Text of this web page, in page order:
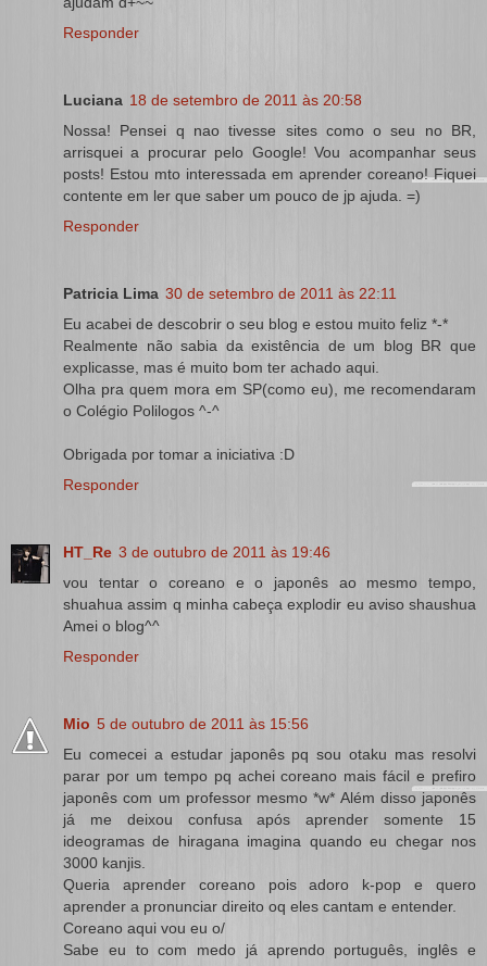
Responder
Luciana 18 de setembro de 2011 às 20:58
Nossa! Pensei q nao tivesse sites como o seu no BR,
arrisquei a procurar pelo Google! Vou acompanhar seus
posts! Estou mto interessada em aprender coreano! Fiquei
contente em ler que saber um pouco de jp ajuda. =)
Responder
Patricia Lima 30 de setembro de 2011 às 22:11
Eu acabei de descobrir o seu blog e estou muito feliz *-*
Realmente não sabia da existência de um blog BR que
explicasse, mas é muito bom ter achado aqui.
Olha pra quem mora em SP(como eu), me recomendaram
o Colégio Polilogos ^-^
Obrigada por tomar a iniciativa :D
Responder
HT_Re 3 de outubro de 2011 às 19:46
vou tentar o coreano e o japonês ao mesmo tempo,
shuahua assim q minha cabeça explodir eu aviso shaushua
Amei o blog^^
Responder
Mio 5 de outubro de 2011 às 15:56
Eu comecei a estudar japonês pq sou otaku mas resolvi
parar por um tempo pq achei coreano mais fácil e prefiro
japonês com um professor mesmo *w* Além disso japonês
já me deixou confusa após aprender somente 15
ideogramas de hiragana imagina quando eu chegar nos
3000 kanjis.
Queria aprender coreano pois adoro k-pop e quero
aprender a pronunciar direito oq eles cantam e entender.
Coreano aqui vou eu o/
Sabe eu to com medo já aprendo português, inglês e